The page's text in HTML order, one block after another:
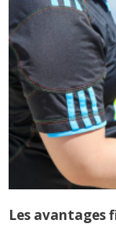
Les avantages